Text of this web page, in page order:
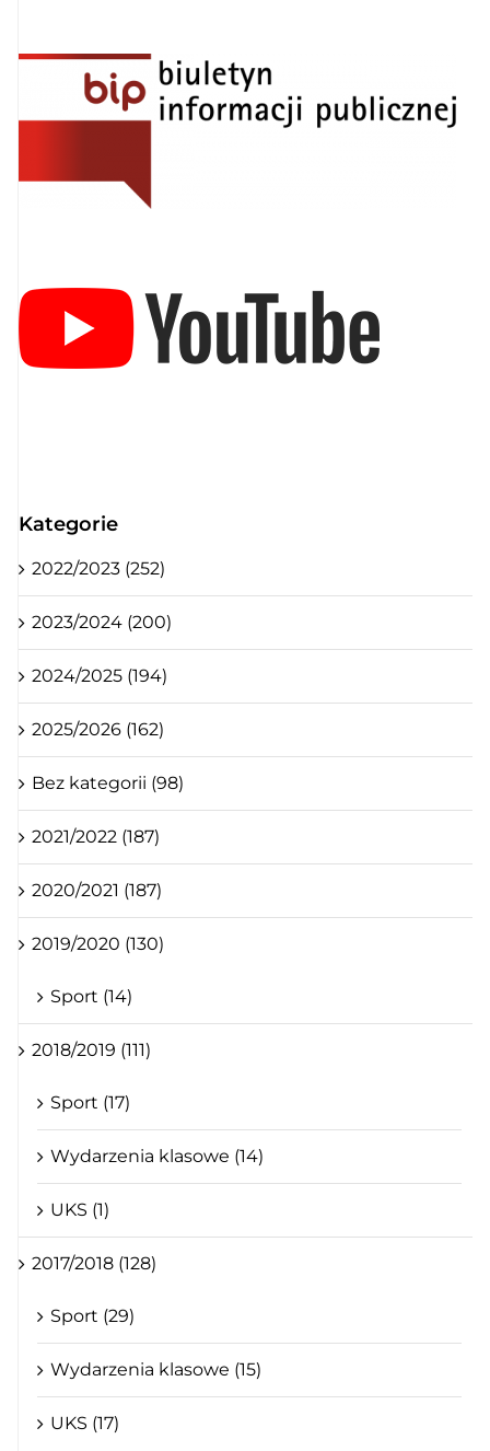
Kategorie
2022/2023 (252)
2023/2024 (200)
2024/2025 (194)
2025/2026 (162)
Bez kategorii (98)
2021/2022 (187)
2020/2021 (187)
2019/2020 (130)
Sport (14)
2018/2019 (111)
Sport (17)
Wydarzenia klasowe (14)
UKS (1)
2017/2018 (128)
Sport (29)
Wydarzenia klasowe (15)
UKS (17)